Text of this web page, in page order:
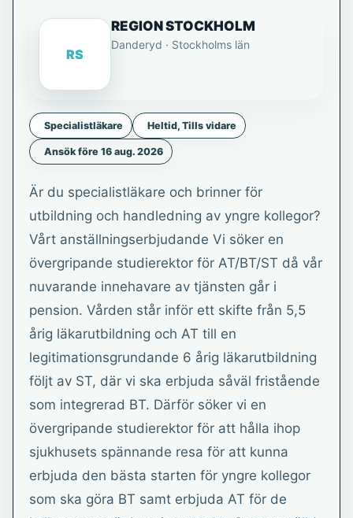
RS
REGION STOCKHOLM
Danderyd · Stockholms län
Specialistläkare Heltid, Tills vidare
Ansök före 16 aug. 2026
Är du specialistläkare och brinner för
utbildning och handledning av yngre kollegor?
Vårt anställningserbjudande Vi söker en
övergripande studierektor för AT/BT/ST då vår
nuvarande innehavare av tjänsten går i
pension. Vården står inför ett skifte från 5,5
årig läkarutbildning och AT till en
legitimationsgrundande 6 årig läkarutbildning
följt av ST, där vi ska erbjuda såväl fristående
som integrerad BT. Därför söker vi en
övergripande studierektor för att hålla ihop
sjukhusets spännande resa för att kunna
erbjuda den bästa starten för yngre kollegor
som ska göra BT samt erbjuda AT för de